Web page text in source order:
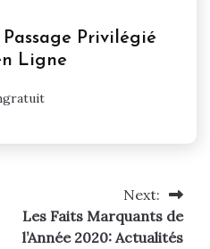
Privilégié
Ligne
Next:
Les Faits Marquants de
l’Année 2020: Actualités